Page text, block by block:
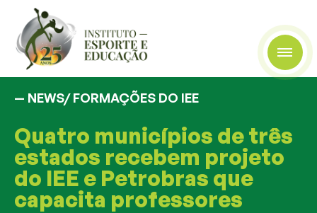
— NEWS/FORMAÇÕES DO IEE
Quatro municípios de três
estados recebem projeto
do IEE e Petrobras que
capacita professores